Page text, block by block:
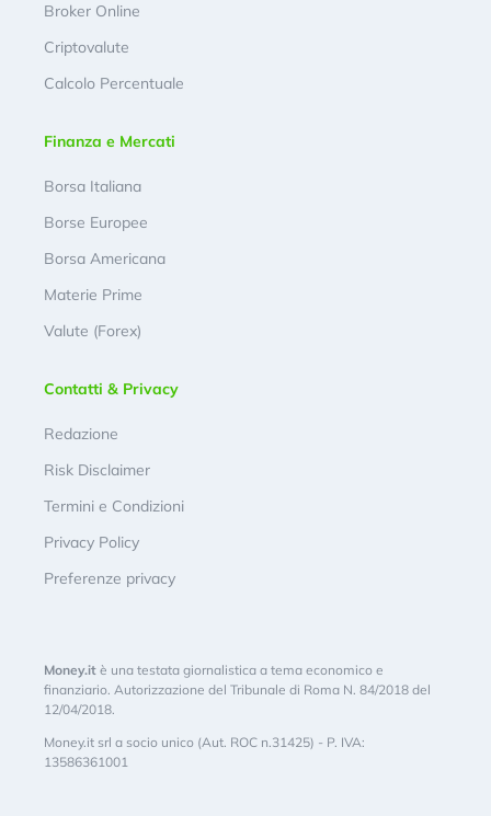
Broker Online
Criptovalute
Calcolo Percentuale
Finanza e Mercati
Borsa Italiana
Borse Europee
Borsa Americana
Materie Prime
Valute (Forex)
Contatti & Privacy
Redazione
Risk Disclaimer
Termini e Condizioni
Privacy Policy
Preferenze privacy
Money.it è una testata giornalistica a tema economico e
finanziario. Autorizzazione del Tribunale di Roma N. 84/2018 del
12/04/2018.
Money.it srl a socio unico (Aut. ROC n.31425) - P. IVA:
13586361001